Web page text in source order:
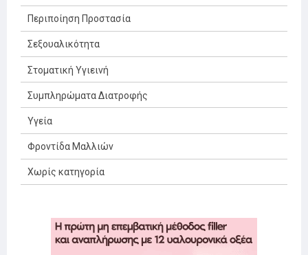
Περιποίηση Προστασία
Σεξουαλικότητα
Στοματική Υγιεινή
Συμπληρώματα Διατροφής
Υγεία
Φροντίδα Μαλλιών
Χωρίς κατηγορία